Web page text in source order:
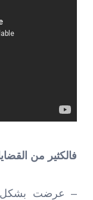
فالكثير من
– عرضت بشكل